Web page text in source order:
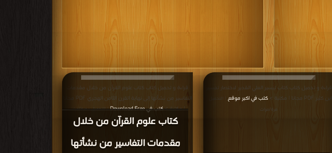
كتاب علوم القرآن من خلال
مقدمات التفاسير من نشأتها
قراءة و تحميل كتاب كتاب علوم القرآن من خلال مقدمات
| مكتبة >كتب في Download Free | التحميل : مرة/مرات
قراءة و تحميل كتاب كتاب تيسير العلي القدير لاختصار تفسير
ابن كثير PDF مجانا | مكتبة >
كتب في اكبر موقع
| التحميل :
مرة/مرات